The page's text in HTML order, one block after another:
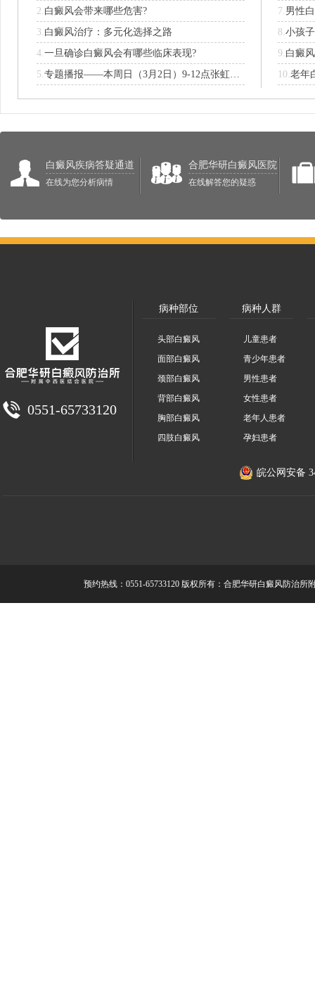
2. 白癜风会带来哪些危害?
3. 白癜风治疗：多元化选择之路
4.一旦确诊白癜风会有哪些临床表现?
5.
7. 男性
8.小孩
9. 白癜
10.老年
白癜风疾病答疑通道
在线为您分析病情
合肥华研白癜风医院
在线解答您的疑惑
0551-65733120
病种部位 病种人群
头部白癜风
面部白癜风
颈部白癜风
背部白癜风
胸部白癜风
四肢白癜风
儿童患者
青少年患者
男性患者
女性患者
老年人患者
孕妇患者
皖公网安备
预约热线：0551-65733120 版权所有：合肥华研白癜风防治所